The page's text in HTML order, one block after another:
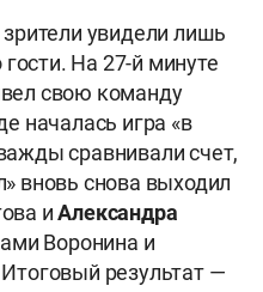
увидели лишь
На 27-й минуте
свою команду
началась игра «в
сравнивали счет,
вновь снова выходил
иАлександра
Воронина и
Итоговый результат —